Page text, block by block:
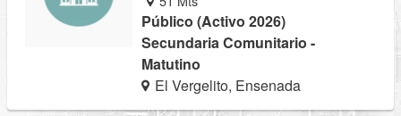
Público (Activo 2026)
Secundaria Comunitario -
Matutino
El Vergelito, Ensenada